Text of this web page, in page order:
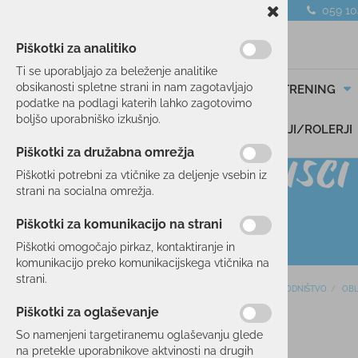
059
SMUČANJE TEK/TRENING
DARILNI BONI SKIROJI/ROLERJI
TEK/TRENING
POHODNIŠTVO
Piškotki za analitiko
Ti se uporabljajo za beleženje analitike
obsikanosti spletne strani in nam zagotavljajo
podatke na podlagi katerih lahko zagotovimo
boljšo uporabniško izkušnjo.
Piškotki za družabna omrežja
Piškotki potrebni za vtičnike za deljenje vsebin iz
strani na socialna omrežja.
Piškotki za komunikacijo na strani
Piškotki omogočajo pirkaz, kontaktiranje in
komunikacijo preko komunikacijskega vtičnika na
strani.
Piškotki za oglaševanje
So namenjeni targetiranemu oglaševanju glede
na pretekle uporabnikove aktvinosti na drugih